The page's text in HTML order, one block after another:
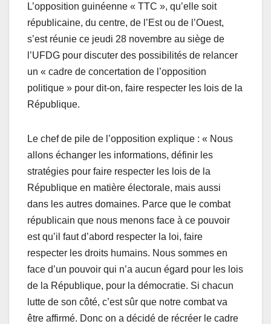
L’opposition guinéenne « TTC », qu’elle soit
républicaine, du centre, de l’Est ou de l’Ouest,
s’est réunie ce jeudi 28 novembre au siège de
l’UFDG pour discuter des possibilités de relancer
un « cadre de concertation de l’opposition
politique » pour dit-on, faire respecter les lois de la
République.
Le chef de pile de l’opposition explique : « Nous
allons échanger les informations, définir les
stratégies pour faire respecter les lois de la
République en matière électorale, mais aussi
dans les autres domaines. Parce que le combat
républicain que nous menons face à ce pouvoir
est qu’il faut d’abord respecter la loi, faire
respecter les droits humains. Nous sommes en
face d’un pouvoir qui n’a aucun égard pour les lois
de la République, pour la démocratie. Si chacun
lutte de son côté, c’est sûr que notre combat va
être affirmé. Donc on a décidé de récréer le cadre